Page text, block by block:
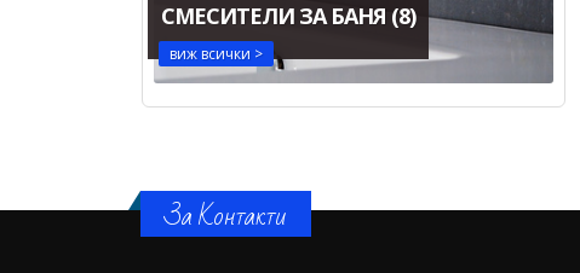
СМЕСИТЕЛИ ЗА БАНЯ (8)
виж всички >
За Контакти